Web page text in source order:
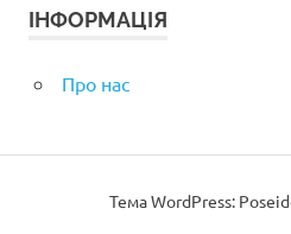
ІНФОРМАЦІЯ
Про нас
Тема WordPress: